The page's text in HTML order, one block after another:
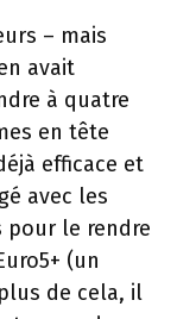
– mais
avait
à quatre
en tête
efficace et
avec les
pour le rendre
(un
de cela, il